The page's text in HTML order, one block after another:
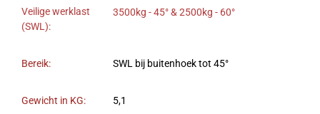
Veilige werklast
(SWL):
3500kg - 45° & 2500kg - 60°
Bereik: SWL bij buitenhoek tot 45°
Gewicht in KG: 5,1